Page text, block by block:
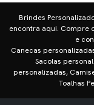
Brindes
encontra aqui. Compre
e
Canecas
Sacolas
personalizadas,
Toalhas